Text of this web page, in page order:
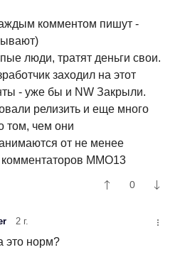
комментом пишут -
люди, тратят деньги свои.
заходил на этот
- уже бы и NW Закрыли.
релизить и еще много
том, чем они
от не менее
MMO13
0
2 г.
это норм?